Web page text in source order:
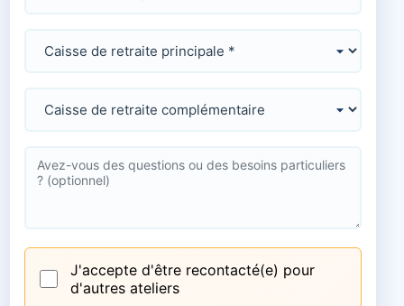
J'accepte d'être recontacté(e) pour
d'autres ateliers